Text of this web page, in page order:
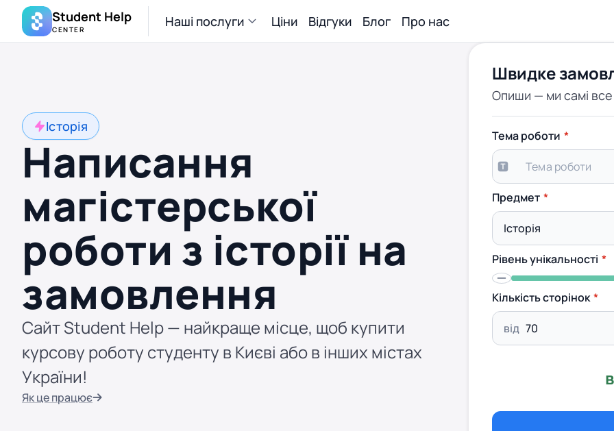
Student Help
CENTER Наші послуги Ціни Відгуки Блог Про нас
Історія
Написання
магістерської
роботи з історії на
замовлення
Сайт Student Help — найкраще місце, щоб купити
курсову роботу студенту в Києві або в інших містах
України!
Як це працює
Швидке
Опиши — ми самі
Тема роботи
Предмет
Рівень унікальності
Кількість сторінок
від